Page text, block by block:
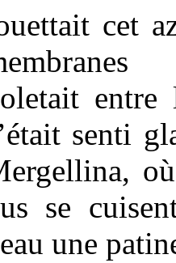
cet
senti
se
une